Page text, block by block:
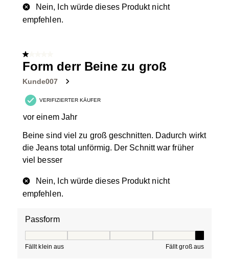
Nein, Ich würde dieses Produkt nicht
empfehlen.
1 von 5 Sternen.
Form derr Beine zu groß
Kunde007
VERIFIZIERTER KÄUFER
vor einem Jahr
Beine sind viel zu groß geschnitten. Dadurch wirkt
die Jeans total unförmig. Der Schnitt war früher
viel besser
Nein, Ich würde dieses Produkt nicht
empfehlen.
Passform
Fällt klein aus Fällt groß aus